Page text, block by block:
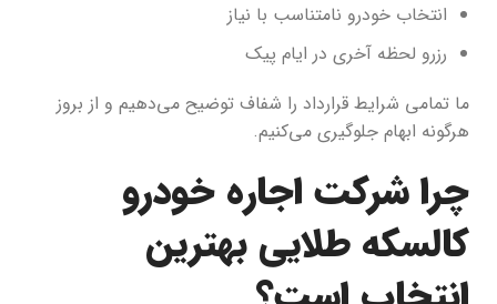
انتخاب خودرو نامتناسب با نیاز
رزرو لحظه آخری در ایام پیک
ما تمامی شرایط قرارداد را شفاف توضیح می‌دهیم و از بروز
هرگونه ابهام جلوگیری می‌کنیم.
چرا شرکت اجاره خودرو
کالسکه طلایی بهترین